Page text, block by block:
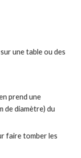
une table ou des
prend une
de diamètre) du
faire tomber les